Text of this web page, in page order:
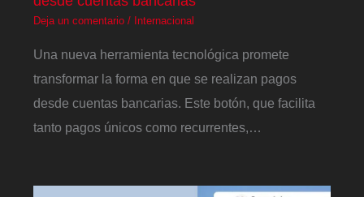
Deja un comentario / Internacional
Una nueva herramienta tecnológica promete
transformar la forma en que se realizan pagos
desde cuentas bancarias. Este botón, que facilita
tanto pagos únicos como recurrentes,…